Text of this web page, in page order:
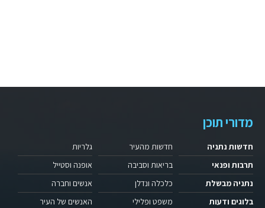
מדורי תוכן
חדשות נתניה
תרבות ופנאי
נתניה מבשלת
בלוגים ודעות
חדשות מהעיר
בריאות וסביבה
כלכלה ונדלן
משפט ופלילי
גלריות
אופנה וסטייל
אנשים וחברה
האנשים של העיר